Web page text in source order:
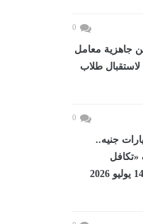
0
جاهزية معامل
لاستقبال طلاب
0
تفوق 4 مليارات جنيه..
وكرامة» عن شهر... الثلاثاء، 14 يوليو 2026